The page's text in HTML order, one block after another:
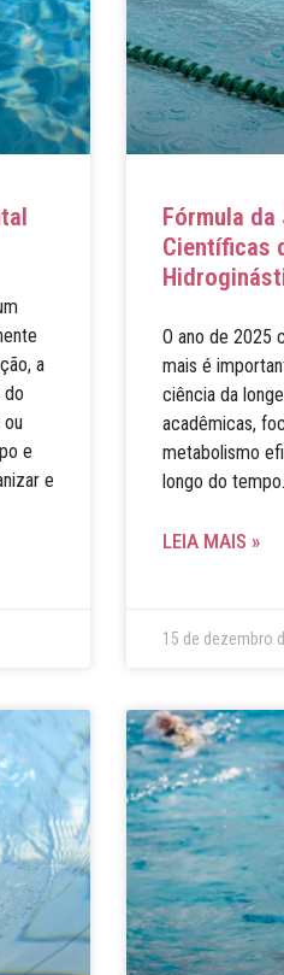
a
do
e
e
Fórmula
Científicas
O ano de 2025
mais é
ciência da
acadêmicas,
metabolismo
longo do tempo.
LEIA MAIS »
15 de dezembro